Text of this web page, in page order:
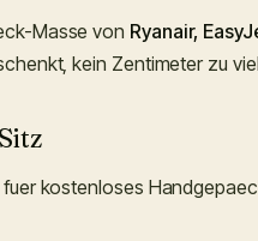
Masse von Ryanair,
kein Zentimeter zu
kostenloses